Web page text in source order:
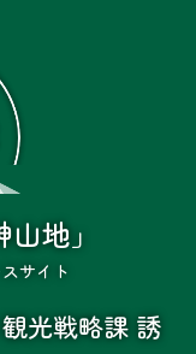
地」
サイト
光戦略課 誘